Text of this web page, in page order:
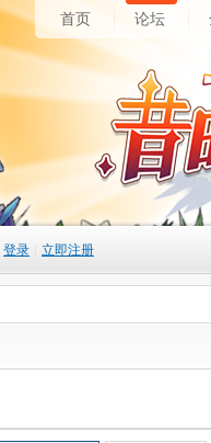
首页 论坛
登录 立即注册